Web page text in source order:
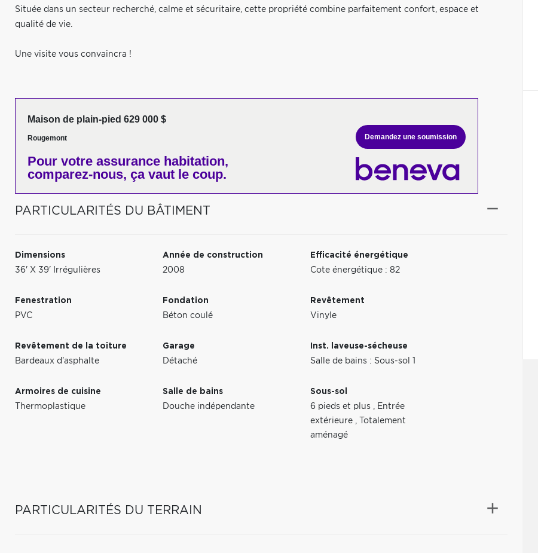
Située dans un secteur recherché, calme et sécuritaire, cette propriété combine parfaitement confort, espace et
qualité de vie.
Une visite vous convaincra !
Maison de plain-pied 629 000 $
Rougemont
Pour votre assurance habitation,
comparez-nous, ça vaut le coup.
Demandez une soumission
PARTICULARITÉS DU BÂTIMENT
Dimensions
36' X 39' Irrégulières
Année de construction
2008
Efficacité énergétique
Cote énergétique : 82
Fenestration
PVC
Fondation
Béton coulé
Revêtement
Vinyle
Revêtement de la toiture
Bardeaux d'asphalte
Garage
Détaché
Inst. laveuse-sécheuse
Salle de bains : Sous-sol 1
Armoires de cuisine
Thermoplastique
Salle de bains
Douche indépendante
Sous-sol
6 pieds et plus , Entrée
extérieure ,
Totalement
aménagé
PARTICULARITÉS DU TERRAIN